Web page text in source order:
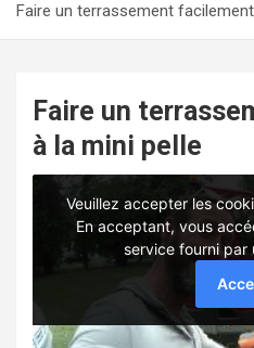
Faire un terrassement
Faire un
à la mini pelle